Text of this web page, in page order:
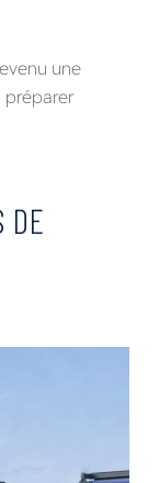
une
DE